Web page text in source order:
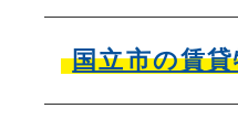
国立市の賃